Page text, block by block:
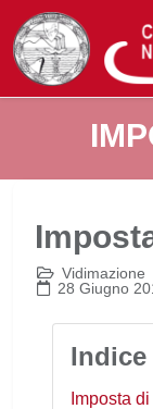
Vidimazione
28 Giugno
Imposta